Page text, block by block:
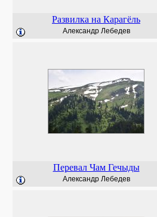
Развилка на Карагёль
Александр Лебедев
Перевал Чам Гечыды
Александр Лебедев